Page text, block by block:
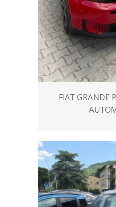
FIAT GRANDE